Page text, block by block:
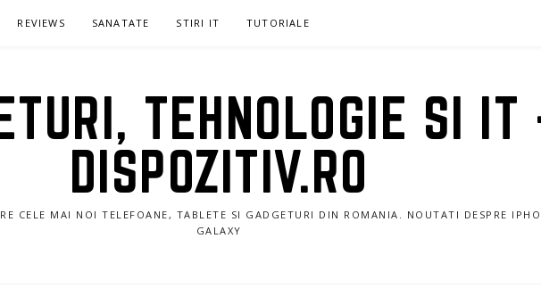
REVIEWS SANATATE STIRI IT TUTORIALE
TEHNOLOGIE SI IT
DISPOZITIV.RO
CELE MAI NOI TELEFOANE, TABLETE SI GADGETURI DIN ROMANIA. NOUTATI DESPRE
GALAXY